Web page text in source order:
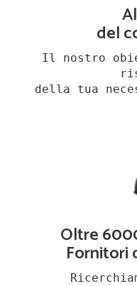
del
Il nostro
della tua
Oltre
Fornitori